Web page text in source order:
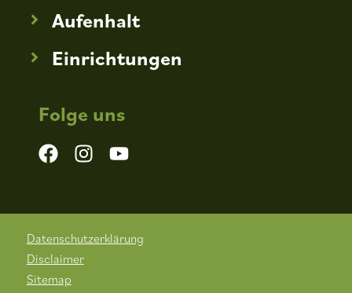
Aufenhalt
Einrichtungen
Folge uns
Datenschutzerklärung
Disclaimer
Sitemap